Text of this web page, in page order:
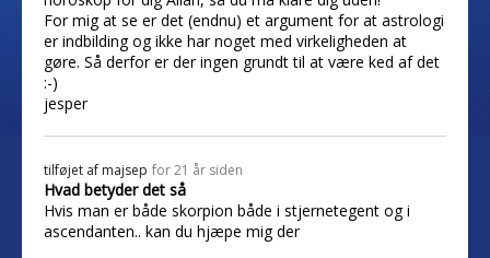
For mig at se er det (endnu) et argument for at astrologi
er indbilding og ikke har noget med virkeligheden at
gøre. Så derfor er der ingen grundt til at være ked af det
:-)
jesper
tilføjet af majsep for 21 år siden
Hvad betyder det så
Hvis man er både skorpion både i stjernetegent og i
ascendanten.. kan du hjæpe mig der